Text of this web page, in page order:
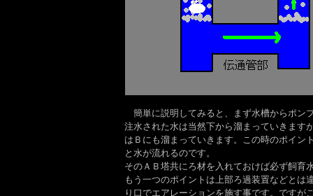
簡単に説明してみると、まず水槽からポン
注水された水は当然下から溜まっていきます
はＢにも溜まっていきます。この時のポイン
と水が流れるのです。
そのＡＢ塔共にろ材を入れておけば必ず飼育
もう一つのポイントは上部ろ過装置などとは
り口でエアレーションを施す事です。ですが